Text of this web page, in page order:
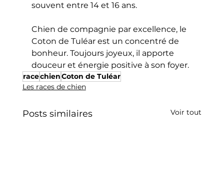
souvent entre 14 et 16 ans.
Chien de compagnie par excellence, le
Coton de Tuléar est un concentré de
bonheur. Toujours joyeux, il apporte
douceur et énergie positive à son foyer.
racechienCoton de Tuléar
Les races de chien
Posts similaires Voir tout